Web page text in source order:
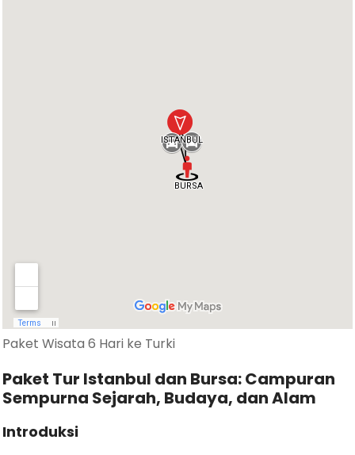
Paket Wisata 6 Hari ke Turki
Paket Tur Istanbul dan Bursa: Campuran
Sempurna Sejarah, Budaya, dan Alam
Introduksi